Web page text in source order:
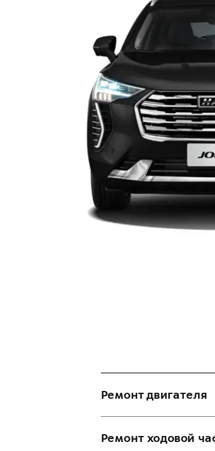
Ремонт двигателя
Замена ГБЦ
Ремонт ходовой